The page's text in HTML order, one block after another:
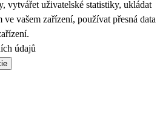
vytvářet uživatelské statistiky, ukládat
vašem zařízení, používat přesná data
údajů